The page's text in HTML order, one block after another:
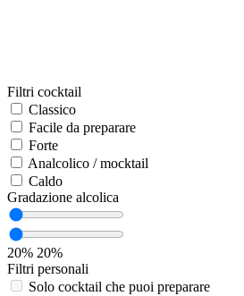
Filtri cocktail
Classico
Facile da preparare
Forte
Analcolico / mocktail
Caldo
Gradazione alcolica
20% 20%
Filtri personali
Solo cocktail che puoi preparare